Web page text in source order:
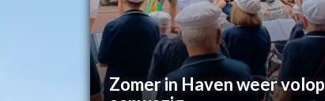
Zomer in Haven weer volop